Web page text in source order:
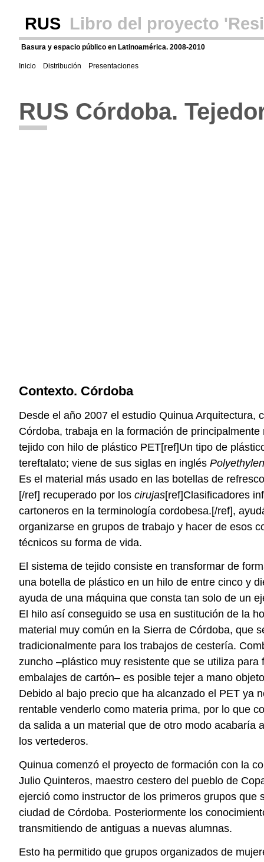
RUS Libro del proyecto
Basura y espacio público en Latinoamérica. 2008-2010
Inicio Distribución Presentaciones
RUS Córdoba.
Contexto. Córdoba
Desde el año 2007 el estudio Quinua Arquitectura,
Córdoba, trabaja en la formación de principalmente
tejido con hilo de plástico PET[ref]Un tipo de
tereftalato; viene de sus siglas en inglés
Es el material más usado en las botellas de
[/ref] recuperado por los cirujas[ref]Clasificadores
cartoneros en la terminología cordobesa.[/ref],
organizarse en grupos de trabajo y hacer de esos
técnicos su forma de vida.
El sistema de tejido consiste en transformar de
una botella de plástico en un hilo de entre cinco y
ayuda de una máquina que consta tan solo de un
El hilo así conseguido se usa en sustitución de la
material muy común en la Sierra de Córdoba, que
tradicionalmente para los trabajos de cestería.
zuncho –plástico muy resistente que se utiliza para
embalajes de cartón– es posible tejer a mano
Debido al bajo precio que ha alcanzado el PET ya
rentable venderlo como materia prima, por lo que
da salida a un material que de otro modo acabaría
los vertederos.
Quinua comenzó el proyecto de formación con la
Julio Quinteros, maestro cestero del pueblo de
ejerció como instructor de los primeros grupos que
ciudad de Córdoba. Posteriormente los
transmitiendo de antiguas a nuevas alumnas.
Esto ha permitido que grupos organizados de